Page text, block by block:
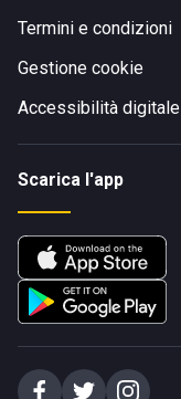
Termini e condizioni
Gestione cookie
Accessibilità digitale
Scarica l'app